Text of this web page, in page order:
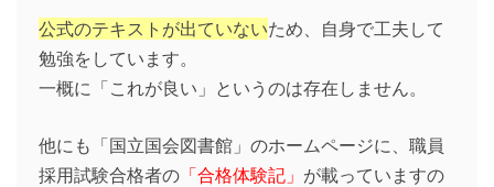
公式のテキストが出ていないため、自身で工夫して
勉強をしています。
一概に「これが良い」というのは存在しません。
他にも「国立国会図書館」のホームページに、職員
採用試験合格者の 「合格体験記」 が載っていますの